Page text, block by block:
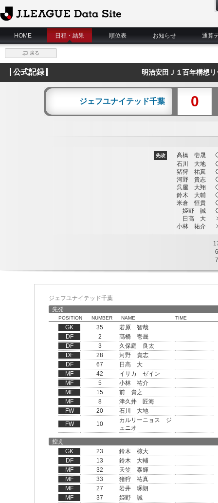
J.League Data Site
HOME
日程・結果 順位表 お知らせ 通算
戻る
公式記録 明治安田Ｊ１百年構想
ジェフユナイテッド千葉 0
先攻
髙橋 壱晟
石川 大地
猪狩 祐真
河野 貴志
呉屋 大翔
鈴木 大輔
米倉 恒貴
姫野 誠
日高 大
小林 祐介
6
7
ジェフユナイテッド千葉
先発
POSITION NUMBER NAME TIME
GK 35
若原 智哉
DF
2
髙橋 壱晟
DF
3
久保庭 良太
DF
28
河野 貴志
DF
67
日高 大
MF
42
イサカ ゼイン
MF
5
小林 祐介
MF
15
前 貴之
MF
8
津久井 匠海
FW
20
石川 大地
FW
10
カルリーニョス ジ
ュニオ
控え
GK
23
鈴木 椋大
DF
13
鈴木 大輔
MF
32
天笠 泰輝
MF
33
猪狩 祐真
MF
27
岩井 琢朗
MF
37
姫野 誠